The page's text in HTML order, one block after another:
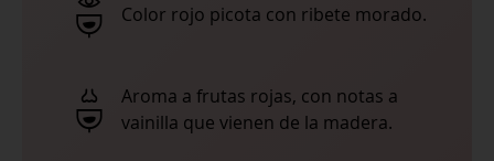
Color rojo picota con ribete morado.
Aroma a frutas rojas, con notas a
vainilla que vienen de la madera.